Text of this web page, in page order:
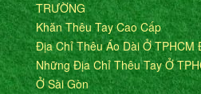
TRƯỜNG
Khăn Thêu Tay Cao Cấp
Địa Chỉ Thêu Áo Dài Ở TPHCM
Những Địa Chỉ Thêu Tay Ở
Ở Sài Gòn